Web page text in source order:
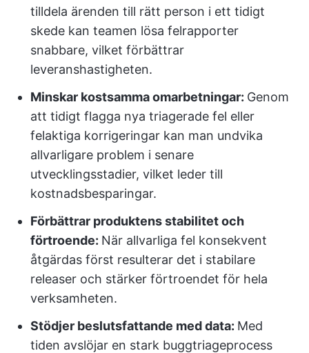
tilldela ärenden till rätt person i ett tidigt
skede kan teamen lösa felrapporter
snabbare, vilket förbättrar
leveranshastigheten.
Minskar kostsamma omarbetningar: Genom
att tidigt flagga nya triagerade fel eller
felaktiga korrigeringar kan man undvika
allvarligare problem i senare
utvecklingsstadier, vilket leder till
kostnadsbesparingar.
Förbättrar produktens stabilitet och
förtroende: När allvarliga fel konsekvent
åtgärdas först resulterar det i stabilare
releaser och stärker förtroendet för hela
verksamheten.
Stödjer beslutsfattande med data: Med
tiden avslöjar en stark buggtriageprocess